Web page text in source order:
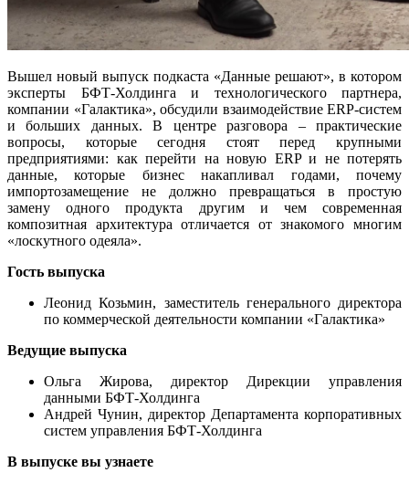
Вышел новый выпуск подкаста «Данные решают», в котором
эксперты БФТ-Холдинга и технологического партнера,
компании «Галактика», обсудили взаимодействие ERP-систем
и больших данных. В центре разговора – практические
вопросы, которые сегодня стоят перед крупными
предприятиями: как перейти на новую ERP и не потерять
данные, которые бизнес накапливал годами, почему
импортозамещение не должно превращаться в простую
замену одного продукта другим и чем современная
композитная архитектура отличается от знакомого многим
«лоскутного одеяла».
Гость выпуска
Леонид Козьмин, заместитель генерального директора
по коммерческой деятельности компании «Галактика»
Ведущие выпуска
Ольга Жирова, директор Дирекции управления
данными БФТ-Холдинга
Андрей Чунин, директор Департамента корпоративных
систем управления БФТ-Холдинга
В выпуске вы узнаете